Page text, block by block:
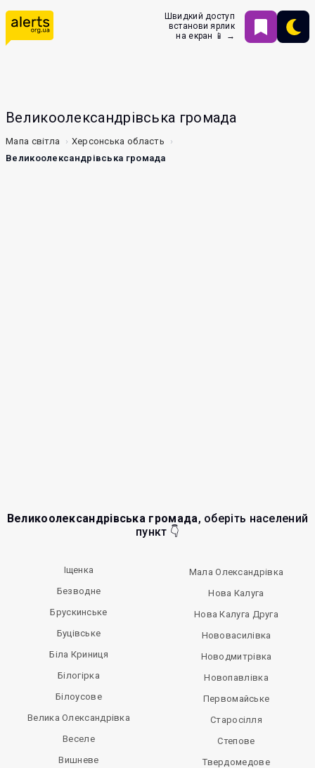
Швидкий доступ
встанови ярлик
на екран 📱 →
Великоолександрівська громада
Мапа світла
Херсонська область
Великоолександрівська громада
Великоолександрівська громада, оберіть населений
пункт 👇
Іщенка
Безводне
Брускинське
Буцівське
Біла Криниця
Білогірка
Білоусове
Велика Олександрівка
Веселе
Вишневе
Мала Олександрівка
Нова Калуга
Нова Калуга Друга
Нововасилівка
Новодмитрівка
Новопавлівка
Первомайське
Старосілля
Степове
Твердомедове